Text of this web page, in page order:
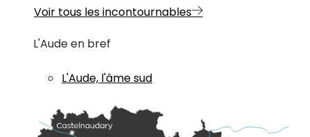
Voir tous les incontournables
L'Aude en bref
L'Aude, l'âme sud